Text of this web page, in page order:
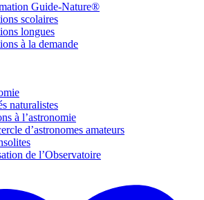
Guide-Nature®
scolaires
longues
à la demande
naturalistes
à l’astronomie
d’astronomes amateurs
de l’Observatoire